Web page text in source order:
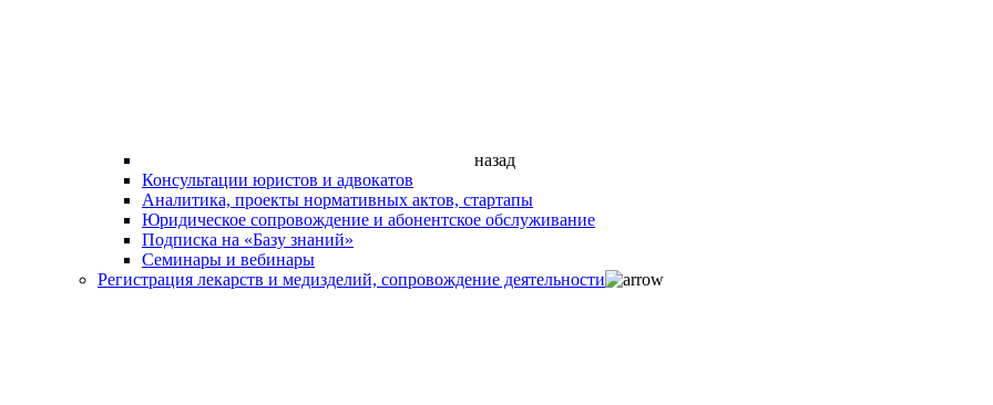
назад
Консультации юристов и адвокатов
Аналитика, проекты нормативных актов, стартапы
Юридическое сопровождение и абонентское обслуживание
Подписка на «Базу знаний»
Семинары и вебинары
Регистрация лекарств и медизделий, сопровождение деятельности